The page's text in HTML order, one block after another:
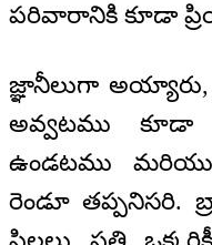
పరివారానికి కూడా
జ్ఞానీలుగా
అవ్వటము కూడా
ఉండటము
రెండూ తప్పనిసరి.